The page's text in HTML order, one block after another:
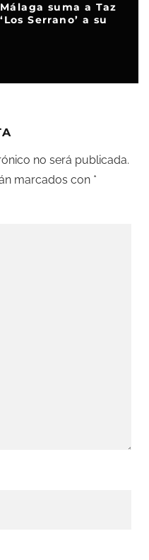
suma a Taz
Serrano’ a su
no será publicada.
marcados con *